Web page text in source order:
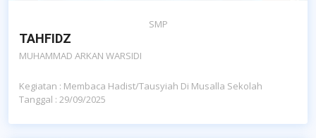
SMP
TAHFIDZ
MUHAMMAD ARKAN WARSIDI
Kegiatan : Membaca Hadist/tausyiah Di Musalla Sekolah
Tanggal : 29/09/2025